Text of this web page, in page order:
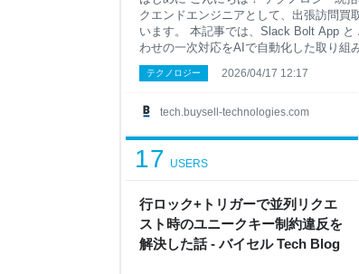
tech.buysell-technologies.com
クエンドエンジニアとして、出張訪問買
います。 本記事では、Slack Bolt App
わせの一次対応をAIで自動化した取り組
応の工数に悩んでいるエンジニアや、AI
の参考になれば幸いです。 はじめに 課
ナレッジ蓄積 問い合わせBotの効果 最後
テクノロジー 2026/04/17 12:17
行ロック+トリガーで並列リクエ
スト時のユニークキー制約違反を
解決した話 - バイセル Tech Blog
17 USERS